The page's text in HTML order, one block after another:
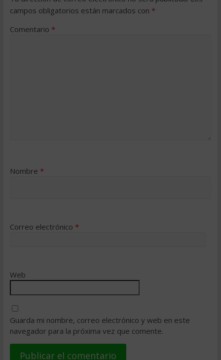
campos obligatorios están marcados con *
Comentario *
Nombre *
Correo electrónico *
Web
Guarda mi nombre, correo electrónico y web en este
navegador para la próxima vez que comente.